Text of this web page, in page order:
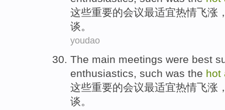
这些重要的会议最适宜热情飞涨
谈。
youdao
The main meetings were best
enthusiastics, such was the hot
这些重要的会议最适宜热情飞涨
谈。